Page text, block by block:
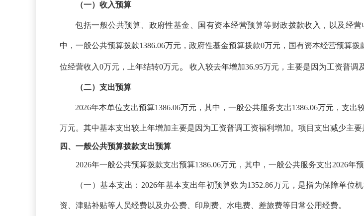
（一）收入预算
包括一般公共预算、政府性基金、国有资本经营预算等财政拨款收入，以及经营
中，一般公共预算拨款1386.06万元，政府性基金预算拨款0万元，国有资本经营预算
位经营收入0万元，上年结转0万元。 收入较去年增加36.95万元，主要是因为工资普调
（二）支出预算
2026年本单位支出预算1386.06万元，其中，一般公共服务支出1386.06万元，支
万元。其中基本支出较上年增加主要是因为工资普调工资福利增加。项目支出减少主要
四、一般公共预算拨款支出预算
2026年一般公共预算拨款支出预算1386.06万元，其中，一般公共服务支出2026年
（一）基本支出： 2026年基本支出年初预算数为1352.86万元，是指为保障单
资、津贴补贴等人员经费以及办公费、印刷费、水电费、差旅费等日常公用经费。